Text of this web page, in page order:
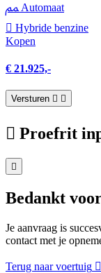
Automaat
Hybride benzine
Kopen
€ 21.925,-
Versturen
Proefrit
Bedankt
Je aanvraag is
contact met je
Terug naar voertuig